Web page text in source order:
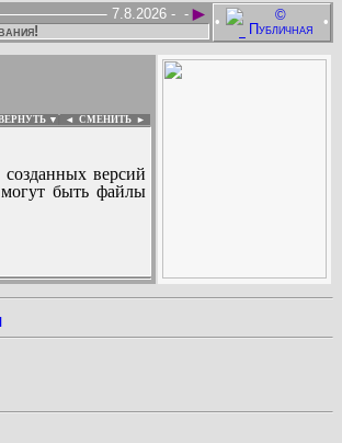
• •
►
-
7.8.2026 -
▼ ◄ СМЕНИТЬ ►
версий
быть файлы
: